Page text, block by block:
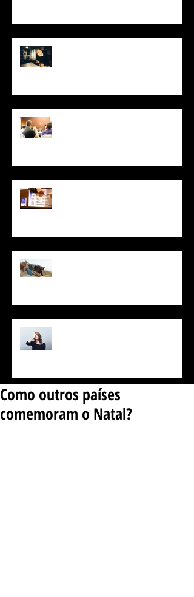
Como outros países
comemoram o Natal?